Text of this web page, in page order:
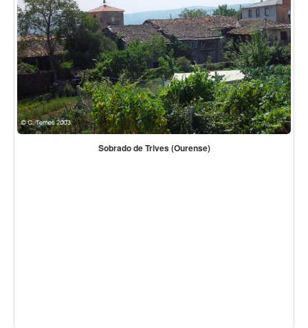
Sobrado de Trives (Ourense)